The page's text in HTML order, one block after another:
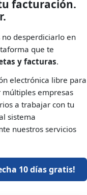
facturación.
desperdiciarlo en
que te
y facturas.
electrónica libre para
múltiples empresas
a trabajar con tu
sistema
nuestros servicios
10 días gratis!